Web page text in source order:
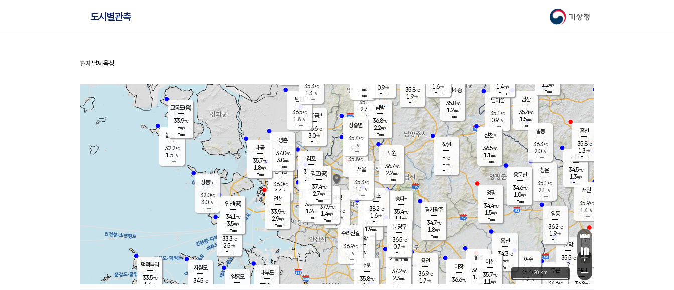
기상청
도시별관측
홈
현재날씨 육상
문막
35.5℃
1.9m/s
mm
남이섬
35.1℃
0.9m/s
-mm
무의도
33.3℃
2.5m/s
-mm
영흥도
볼음도
32.2℃
1.5m/s
-mm
자월도
34.5℃
양주
35.1℃
2.7
-mm
부론
34.6℃
과천
36.1℃
1.9m/s
- mm
남산
35.4℃
1.5m/s
-mm
장봉도
32.0℃
3.0m/s
-mm
청운
35.1℃
2.1 m/s
-mm
팔봉
36.3℃
2.0m/s
-mm
용인
36.9℃
1.7m/s
여주
35.4℃
1.2m/s
양동
36.2℃
1.9m/s
-mm
경기광주
34.7℃
1.8m/s
-mm
1.4m/s
-mm
대부도
35.2
경서동
36.0℃
3.3 m/s
-mm
파주금촌
36.6℃
3.0m/s
-mm
가평조종
35.8℃
1.2m/s
-mm
35.8℃
1.9m/s
-mm
대곶
35.7℃
1.8m/s
-mm
신천*
36.5℃
1.1 m/s
-mm
창현
-℃
-m/s
-mm
탄현
36.5℃
1.8m/s
-mm
1.6m/s
-mm
흥천
34.3℃
-m/s
-mm
마장
36.6℃
의왕
- ℃
m/s
mm
김포
37.0℃
1.7 m/s
mm
설봉
36.3
1.4 m/s
- mm
광명
37.4 ℃
1.6 m/s
-mm
부천
35.7℃
1.2m/s
-mm
양촌
37.0℃
3.0m/s
-mm
구로
37.9℃
1.4m/s
-mm
은평
35.8℃
1.8 m/s
- mm
노원
36.7℃
2.2m/s
-mm
송파*
35.4℃
1.1 m/s
-mm
서초
38.2℃
1.6m/s
-mm
남방
36.8℃
2.2m/s
-mm
기흥구갈
37.2℃
2.3m/s
-
수리산길
36.9℃
-m/s
-mm
분당구
36.5℃
0.7m/s
-mm
장흥면
35.4℃
-m/s
-mm
-m/s
-mm
시동
34.5℃
1.3m/s
- mm
귀래
34.8℃
서원
35.9℃
1.4m/s
-mm
용문산
34.6℃
1.0m/s
-mm
덕적북리
33.5℃
1.6 m/s
인천(공)
34.1℃
3.5m/s
-mm
김포(공)
37.4℃
2.7m/s
-mm
교동도(음)
33.9℃
-m/s
-mm
홍천
35.8℃
1.3m/s
-mm
이천
35.7℃
1.1 m/s
양평
34.4℃
1.5m/s
-mm
수원
35.8℃
2 m/s
인천
33.9℃
2.9m/s
-mm
서울
35.3℃
1.1 m/s
-mm
1.2m/s
-mm
35.3℃
1.3m/s
-mm
0.9m/s
-mm
+
−
20 km